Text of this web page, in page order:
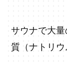
サウナで大
質（ナトリウ